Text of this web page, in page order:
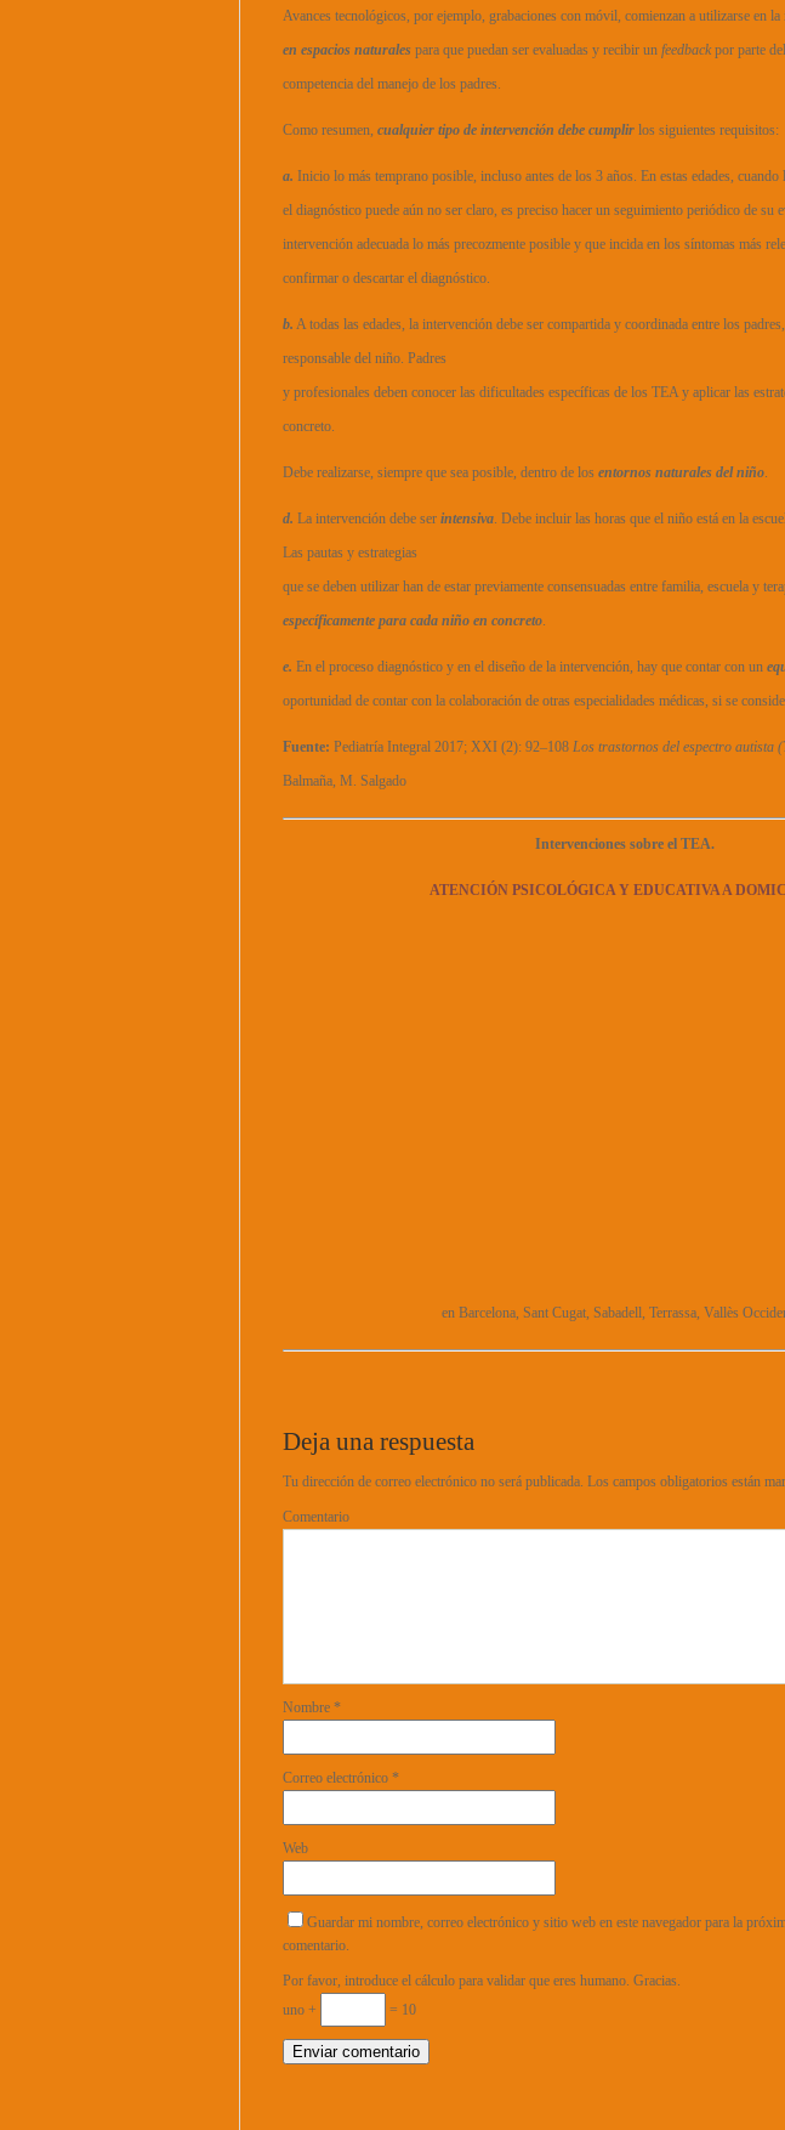
Avances tecnológicos, por ejemplo, grabaciones con móvil, comienzan a utilizarse en la
en espacios naturales para que puedan ser evaluadas y recibir un feedbackpor parte
competencia del manejo de los padres.
Como resumen, cualquier tipo de intervención debe cumplir los siguientes requisitos:
a. Inicio lo más temprano posible, incluso antes de los 3 años. En estas edades, cuando
el diagnóstico puede aún no ser claro, es preciso hacer un seguimiento periódico de su
intervención adecuada lo más precozmente posible y que incida en los síntomas más
confirmar o descartar el diagnóstico.
b. A todas las edades, la intervención debe ser compartida y coordinada entre los
responsable del niño. Padres
y profesionales deben conocer las dificultades específicas de los TEA y aplicar las
concreto.
Debe realizarse, siempre que sea posible, dentro de los entornos naturales del niño.
d. La intervención debe ser intensiva. Debe incluir las horas que el niño está en la
Las pautas y estrategias
que se deben utilizar han de estar previamente consensuadas entre familia, escuela y
específicamente para cada niño en concreto.
e. En el proceso diagnóstico y en el diseño de la intervención, hay que contar con un
oportunidad de contar con la colaboración de otras especialidades médicas, si se
Fuente: Pediatría Integral 2017; XXI (2): 92–108 Los trastornos del espectro autista
Balmaña, M. Salgado
Intervenciones sobre el TEA.
ATENCIÓN PSICOLÓGICA Y EDUCATIVA A
en Barcelona, Sant Cugat, Sabadell, Terrassa, Vallès
Deja una respuesta
Tu dirección de correo electrónico no será publicada. Los campos obligatorios están
Comentario
Nombre *
Correo electrónico *
Web
Guardar mi nombre, correo electrónico y sitio web en este navegador para la
comentario.
Por favor, introduce el cálculo para validar que eres humano. Gracias.
uno +
= 10